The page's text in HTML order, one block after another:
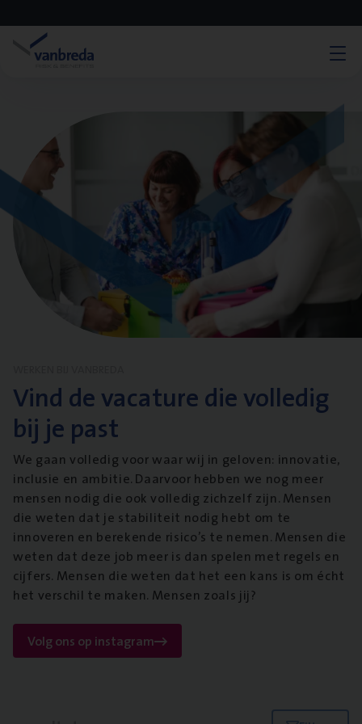
Vind de vacature die volledig
bij je past
We gaan volledig voor waar wij in geloven: innovatie,
inclusie en ambitie. Daarvoor hebben we nog meer
mensen nodig die ook volledig zichzelf zijn. Mensen
die weten dat je stabiliteit nodig hebt om te
innoveren en berekende risico’s te nemen. Mensen die
weten dat deze job meer is dan spelen met regels en
cijfers. Mensen die weten dat het een kans is om écht
het verschil te maken. Mensen zoals jij?
Volg ons op instagram